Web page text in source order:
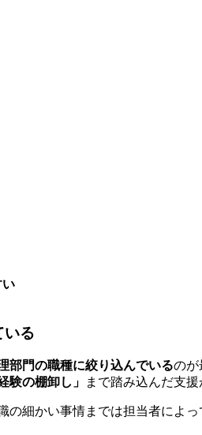
い
いる
部門の職種に絞り込んでいるのが
験の棚卸し」
まで踏み込んだ支援
の細かい事情までは担当者によ